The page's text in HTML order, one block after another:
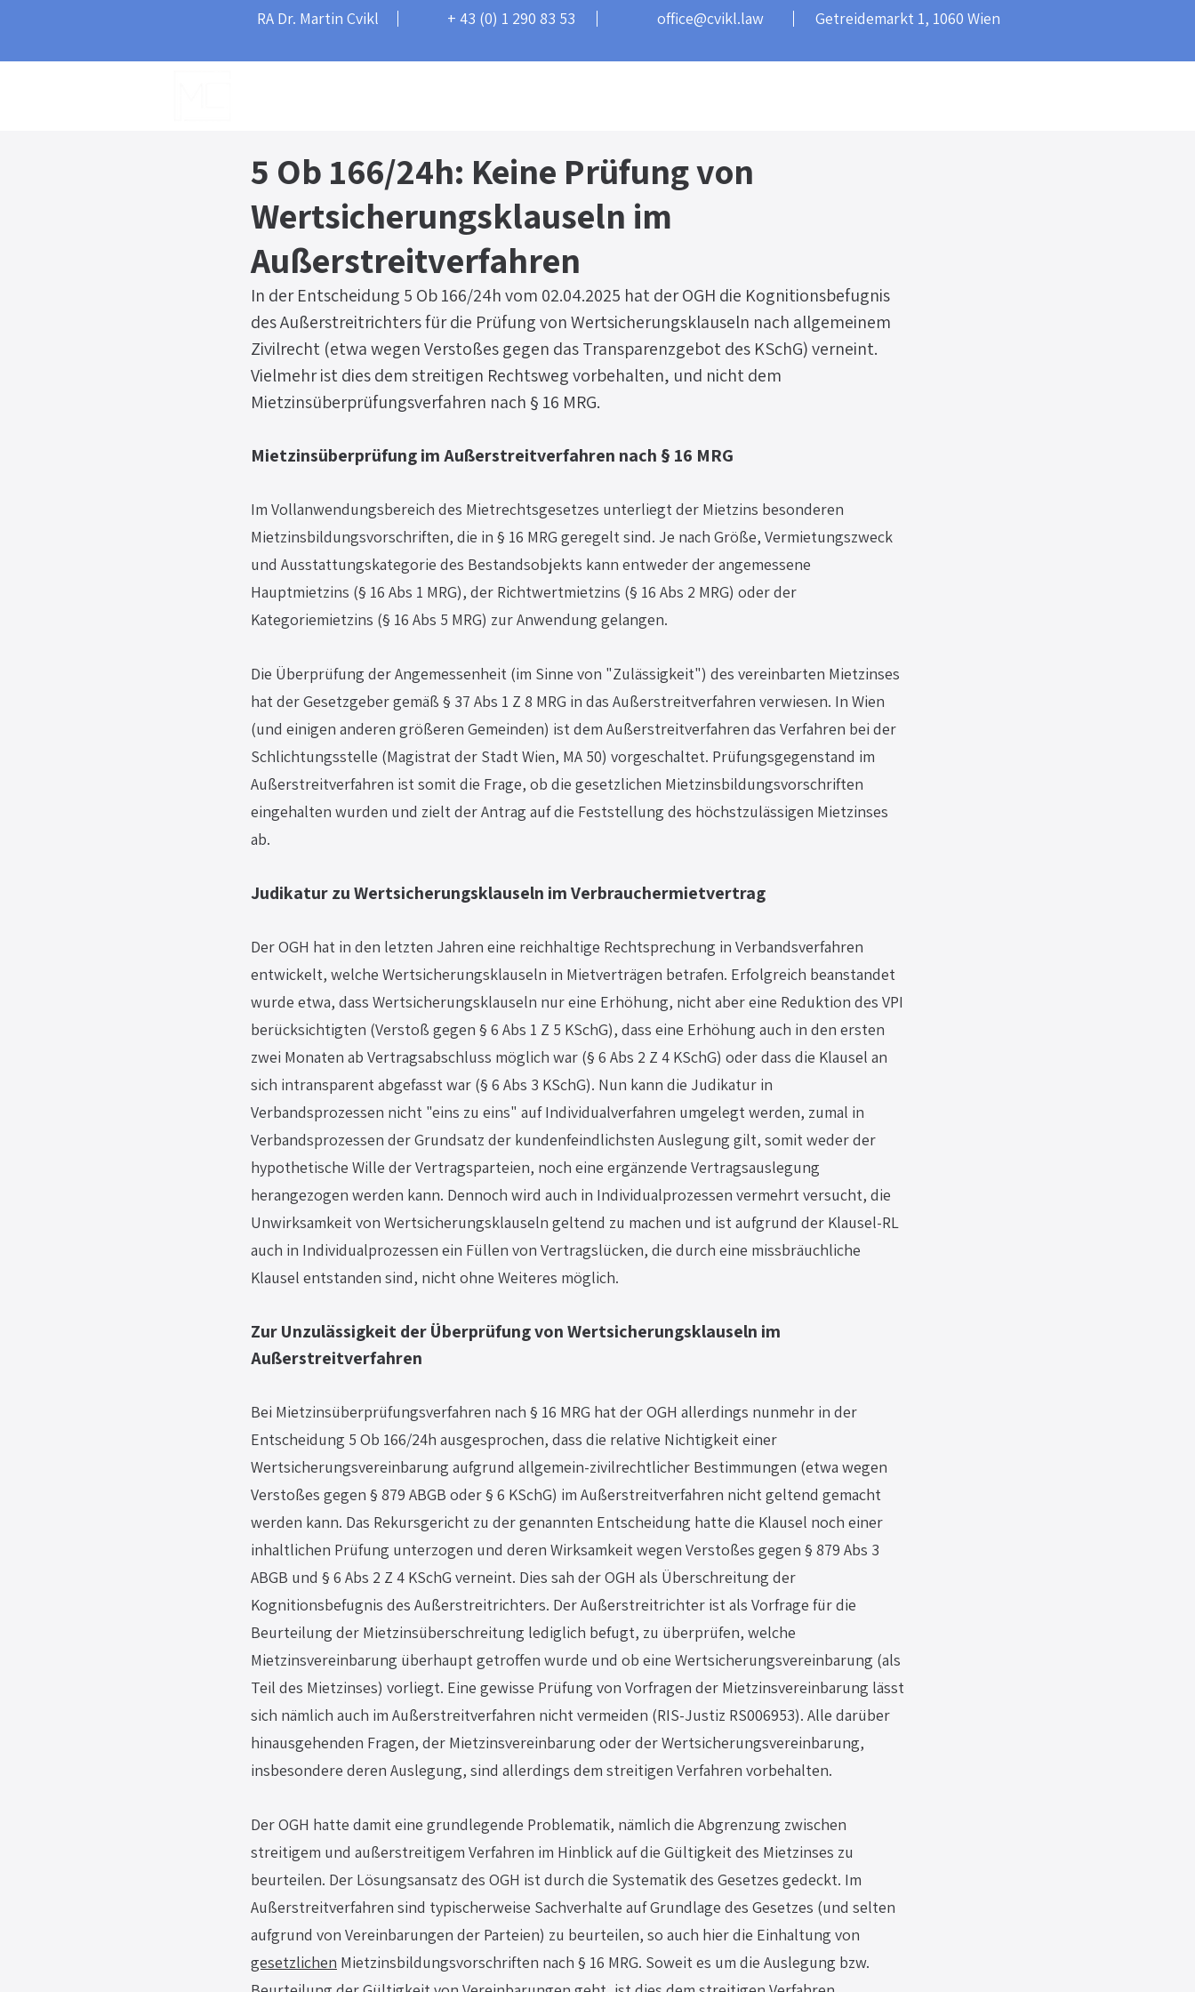
RA Dr. Martin Cvikl + 43 (0) 1 290 83 53 office@cvikl.law ​Getreidemarkt 1, 1060 Wien​
5 Ob 166/24h: Keine Prüfung von
Wertsicherungsklauseln im
Außerstreitverfahren
In der Entscheidung 5 Ob 166/24h vom 02.04.2025 hat der OGH die Kognitionsbefugnis
des Außerstreitrichters für die Prüfung von Wertsicherungsklauseln nach allgemeinem
Zivilrecht (etwa wegen Verstoßes gegen das Transparenzgebot des KSchG) verneint.
Vielmehr ist dies dem streitigen Rechtsweg vorbehalten, und nicht dem
Mietzinsüberprüfungsverfahren nach § 16 MRG.
Mietzinsüberprüfung im Außerstreitverfahren nach § 16 MRG
Im Vollanwendungsbereich des Mietrechtsgesetzes unterliegt der Mietzins besonderen
Mietzinsbildungsvorschriften, die in § 16 MRG geregelt sind. Je nach Größe, Vermietungszweck
und Ausstattungskategorie des Bestandsobjekts kann entweder der angemessene
Hauptmietzins (§ 16 Abs 1 MRG), der Richtwertmietzins (§ 16 Abs 2 MRG) oder der
Kategoriemietzins (§ 16 Abs 5 MRG) zur Anwendung gelangen.
Die Überprüfung der Angemessenheit (im Sinne von "Zulässigkeit") des vereinbarten Mietzinses
hat der Gesetzgeber gemäß § 37 Abs 1 Z 8 MRG in das Außerstreitverfahren verwiesen. In Wien
(und einigen anderen größeren Gemeinden) ist dem Außerstreitverfahren das Verfahren bei der
Schlichtungsstelle (Magistrat der Stadt Wien, MA 50) vorgeschaltet. Prüfungsgegenstand im
Außerstreitverfahren ist somit die Frage, ob die gesetzlichen Mietzinsbildungsvorschriften
eingehalten wurden und zielt der Antrag auf die Feststellung des höchstzulässigen Mietzinses
ab.
Judikatur zu Wertsicherungsklauseln im Verbrauchermietvertrag
Der OGH hat in den letzten Jahren eine reichhaltige Rechtsprechung in Verbandsverfahren
entwickelt, welche Wertsicherungsklauseln in Mietverträgen betrafen. Erfolgreich beanstandet
wurde etwa, dass Wertsicherungsklauseln nur eine Erhöhung, nicht aber eine Reduktion des VPI
berücksichtigten (Verstoß gegen § 6 Abs 1 Z 5 KSchG), dass eine Erhöhung auch in den ersten
zwei Monaten ab Vertragsabschluss möglich war (§ 6 Abs 2 Z 4 KSchG) oder dass die Klausel an
sich intransparent abgefasst war (§ 6 Abs 3 KSchG). Nun kann die Judikatur in
Verbandsprozessen nicht "eins zu eins" auf Individualverfahren umgelegt werden, zumal in
Verbandsprozessen der Grundsatz der kundenfeindlichsten Auslegung gilt, somit weder der
hypothetische Wille der Vertragsparteien, noch eine ergänzende Vertragsauslegung
herangezogen werden kann. Dennoch wird auch in Individualprozessen vermehrt versucht, die
Unwirksamkeit von Wertsicherungsklauseln geltend zu machen und ist aufgrund der Klausel-RL
auch in Individualprozessen ein Füllen von Vertragslücken, die durch eine missbräuchliche
Klausel entstanden sind, nicht ohne Weiteres möglich.
Zur Unzulässigkeit der Überprüfung von Wertsicherungsklauseln im
Außerstreitverfahren
Bei Mietzinsüberprüfungsverfahren nach § 16 MRG hat der OGH allerdings nunmehr in der
Entscheidung 5 Ob 166/24h ausgesprochen, dass die relative Nichtigkeit einer
Wertsicherungsvereinbarung aufgrund allgemein-zivilrechtlicher Bestimmungen (etwa wegen
Verstoßes gegen § 879 ABGB oder § 6 KSchG) im Außerstreitverfahren nicht geltend gemacht
werden kann. Das Rekursgericht zu der genannten Entscheidung hatte die Klausel noch einer
inhaltlichen Prüfung unterzogen und deren Wirksamkeit wegen Verstoßes gegen § 879 Abs 3
ABGB und § 6 Abs 2 Z 4 KSchG verneint. Dies sah der OGH als Überschreitung der
Kognitionsbefugnis des Außerstreitrichters. Der Außerstreitrichter ist als Vorfrage für die
Beurteilung der Mietzinsüberschreitung lediglich befugt, zu überprüfen, welche
Mietzinsvereinbarung überhaupt getroffen wurde und ob eine Wertsicherungsvereinbarung (als
Teil des Mietzinses) vorliegt. Eine gewisse Prüfung von Vorfragen der Mietzinsvereinbarung lässt
sich nämlich auch im Außerstreitverfahren nicht vermeiden (RIS-Justiz RS006953). Alle darüber
hinausgehenden Fragen, der Mietzinsvereinbarung oder der Wertsicherungsvereinbarung,
insbesondere deren Auslegung, sind allerdings dem streitigen Verfahren vorbehalten.
Der OGH hatte damit eine grundlegende Problematik, nämlich die Abgrenzung zwischen
streitigem und außerstreitigem Verfahren im Hinblick auf die Gültigkeit des Mietzinses zu
beurteilen. Der Lösungsansatz des OGH ist durch die Systematik des Gesetzes gedeckt. Im
Außerstreitverfahren sind typischerweise Sachverhalte auf Grundlage des Gesetzes (und selten
aufgrund von Vereinbarungen der Parteien) zu beurteilen, so auch hier die Einhaltung von
gesetzlichen Mietzinsbildungsvorschriften nach § 16 MRG. Soweit es um die Auslegung bzw.